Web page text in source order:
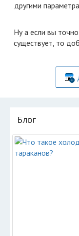
другими
Ну а если вы
существует, то
Блог